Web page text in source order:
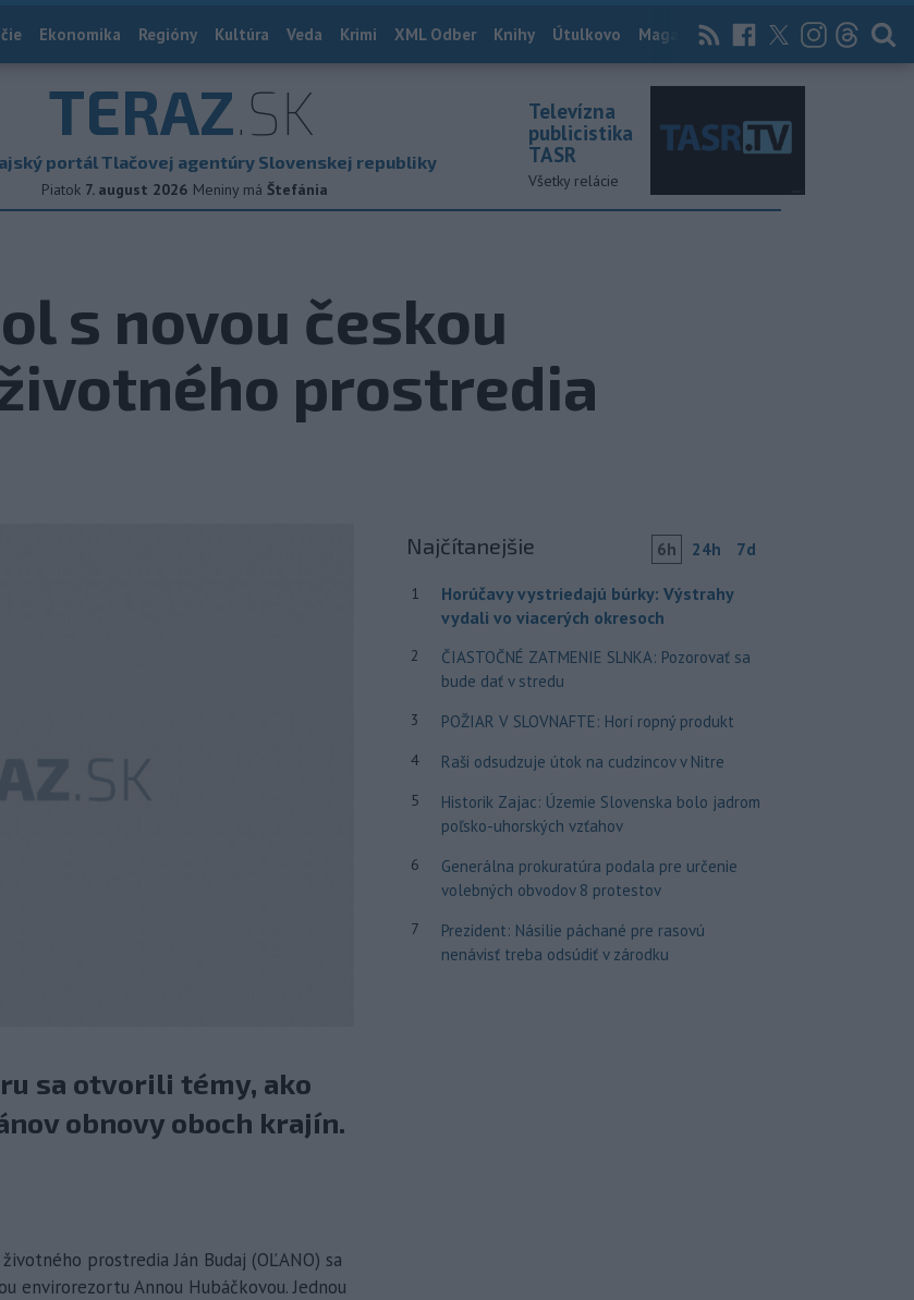
Ekonomika Regióny Kultúra Veda Krimi XML Odber Knihy Útulkovo Magazín News Now Archív
TERAZ.SK
portál Tlačovej agentúry Slovenskej republiky
Piatok 7. august 2026 Meniny má Štefánia
Televízna
publicistika
TASR
Všetky relácie
s novou českou
prostredia
sa otvorili témy, ako
obnovy oboch krajín.
prostredia Ján Budaj (OĽANO) sa
envirorezortu Annou Hubáčkovou. Jednou
Najčítanejšie 6h 24h 7d
1
Horúčavy vystriedajú búrky: Výstrahy
vydali vo viacerých okresoch
2
ČIASTOČNÉ ZATMENIE SLNKA: Pozorovať sa
bude dať v stredu
3 POŽIAR V SLOVNAFTE: Horí ropný produkt
4 Raši odsudzuje útok na cudzincov v Nitre
5
Historik Zajac: Územie Slovenska bolo jadrom
poľsko-uhorských vzťahov
6
Generálna prokuratúra podala pre určenie
volebných obvodov 8 protestov
7
Prezident: Násilie páchané pre rasovú
nenávisť treba odsúdiť v zárodku